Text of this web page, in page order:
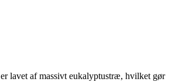
lavet af massivt eukalyptustræ, hvilket gør